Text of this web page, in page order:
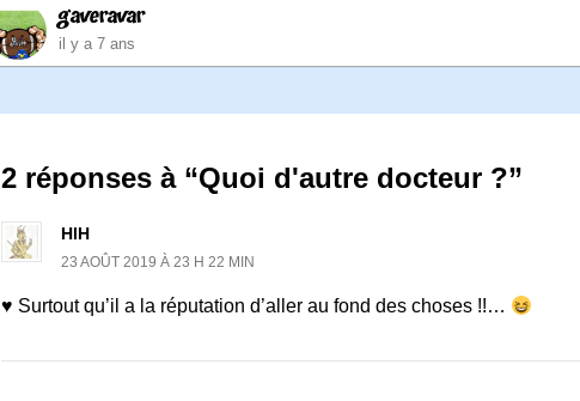
gaveravar
il y a 7 ans
2 réponses à “Quoi d'autre docteur ?”
HlH
23 AOÛT 2019 À 23 H 22 MIN
♥ Surtout qu’il a la réputation d’aller au fond des choses !!…